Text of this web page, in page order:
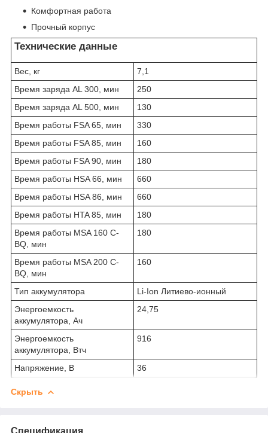
Комфортная работа
Прочный корпус
Технические данные
Вес, кг
7,1
Время заряда AL 300, мин
250
Время заряда AL 500, мин
130
Время работы FSA 65, мин
330
Время работы FSA 85, мин
160
Время работы FSA 90, мин
180
Время работы HSA 66, мин
660
Время работы HSA 86, мин
660
Время работы HTA 85, мин
180
Время работы MSA 160 C-
BQ, мин
180
Время работы MSA 200 C-
BQ, мин
160
Тип аккумулятора
Li-Ion Литиево-ионный
Энергоемкость
аккумулятора, Ач
24,75
Энергоемкость
аккумулятора, Втч
916
Напряжение, В 36
Скрыть
Спецификация